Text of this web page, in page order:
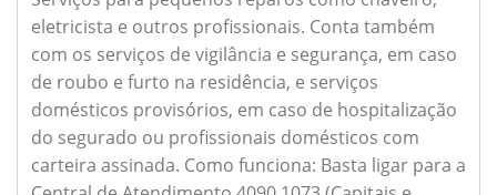
eletricista e outros profissionais. Conta também
com os serviços de vigilância e segurança, em caso
de roubo e furto na residência, e serviços
domésticos provisórios, em caso de hospitalização
do segurado ou profissionais domésticos com
carteira assinada. Como funciona: Basta ligar para a